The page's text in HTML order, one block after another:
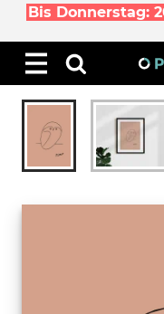
Bis Donnerstag: